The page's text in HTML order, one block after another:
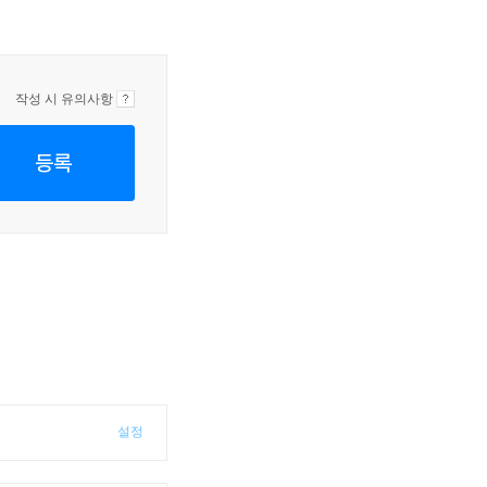
작성 시 유의사항
등록
설정